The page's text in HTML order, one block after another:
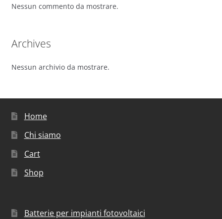
Nessun commento da mostrare.
Archives
Nessun archivio da mostrare.
Home
Chi siamo
Cart
Shop
Batterie per impianti fotovoltaici